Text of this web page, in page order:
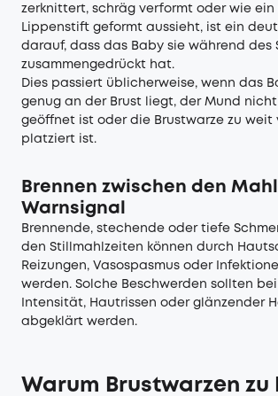
zerknittert, schräg verformt oder wie ein
Lippenstift geformt aussieht, ist ein
darauf, dass das Baby sie während des
zusammengedrückt hat.
Dies passiert üblicherweise, wenn das
genug an der Brust liegt, der Mund
geöffnet ist oder die Brustwarze zu weit
platziert ist.
Brennen zwischen den
Warnsignal
Brennende, stechende oder tiefe
den Stillmahlzeiten können durch
Reizungen, Vasospasmus oder
werden. Solche Beschwerden sollten
Intensität, Hautrissen oder glänzender
abgeklärt werden.
Warum Brustwarzen zu